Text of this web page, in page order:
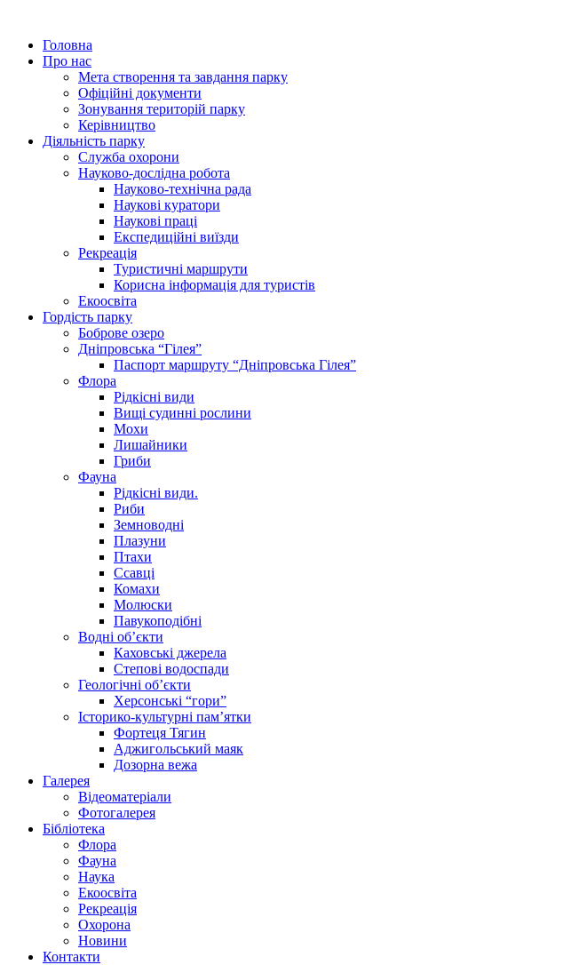
Головна
Про нас
Мета створення та завдання парку
Офіційні документи
Зонування територій парку
Керівництво
Діяльність парку
Служба охорони
Науково-дослідна робота
Науково-технічна рада
Наукові куратори
Наукові праці
Експедиційні виїзди
Рекреація
Туристичні маршрути
Корисна інформація для туристів
Екоосвіта
Гордість парку
Боброве озеро
Дніпровська “Гілея”
Паспорт маршруту “Дніпровська Гілея”
Флора
Рідкісні види
Вищі судинні рослини
Мохи
Лишайники
Гриби
Фауна
Рідкісні види.
Риби
Земноводні
Плазуни
Птахи
Ссавці
Комахи
Молюски
Павукоподібні
Водні об’єкти
Каховські джерела
Степові водоспади
Геологічні об’єкти
Херсонські “гори”
Історико-культурні пам’ятки
Фортеця Тягин
Аджигольський маяк
Дозорна вежа
Галерея
Відеоматеріали
Фотогалерея
Бібліотека
Флора
Фауна
Наука
Екоосвіта
Рекреація
Охорона
Новини
Контакти